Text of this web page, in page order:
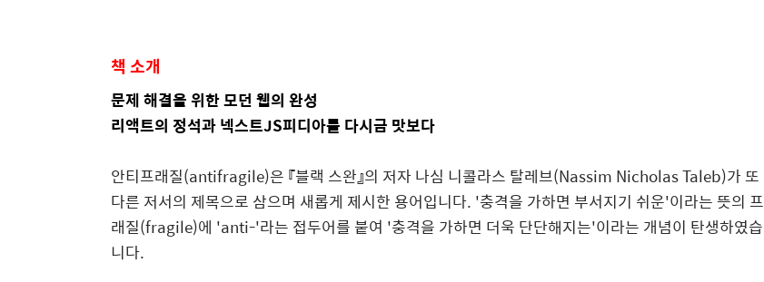
책 소개
문제 해결을 위한 모던 웹의 완성
리액트의 정석과 넥스트JS피디아를 다시금 맛보다
안티프래질(antifragile)은 『블랙 스완』의 저자 나심 니콜라스 탈레브(Nassim Nicholas Taleb)가 또
다른 저서의 제목으로 삼으며 새롭게 제시한 용어입니다. '충격을 가하면 부서지기 쉬운'이라는 뜻의 프
래질(fragile)에 'anti-'라는 접두어를 붙여 '충격을 가하면 더욱 단단해지는'이라는 개념이 탄생하였습
니다.